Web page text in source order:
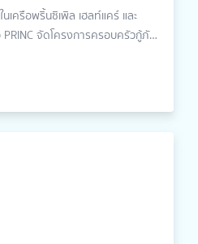
ครือพริ้นซิเพิล เฮลท์แคร์ และ
จัดโครงการครอบครัวกู้ภัย
จ้าหน้าที่อาสาทุกท่าน จากหน่วย
น 11 แห่ง นำโดย นายแพทย์วิชญ
รงพยาบาลพิษณุเวช พิจิตร และ